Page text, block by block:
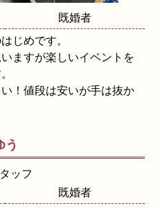
既婚者
じめです。
ますが楽しいイベントを
！値段は安いが手は抜か
既婚者